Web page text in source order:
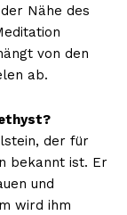
Nähe des
von den
ab.
der für
bekannt ist. Er
und
wird ihm